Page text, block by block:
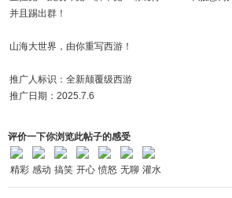
并且踢出群！
山海大世界，由你重写西游！
推广人标识：全新颠覆级西游
推广日期：2025.7.6
评价一下你浏览此帖子的感受
精彩 感动 搞笑 开心 愤怒 无聊 灌水